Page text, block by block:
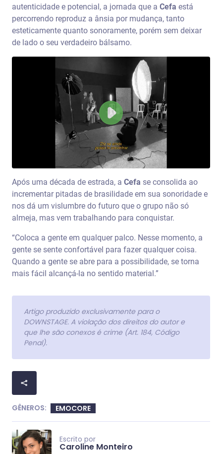
autenticidade e potencial, a jornada que a Cefa está
percorrendo reproduz a ânsia por mudança, tanto
esteticamente quanto sonoramente, porém sem deixar
de lado o seu verdadeiro bálsamo.
Após uma década de estrada, a Cefa se consolida ao
incrementar pitadas de brasilidade em sua sonoridade e
nos dá um vislumbre do futuro que o grupo não só
almeja, mas vem trabalhando para conquistar.
“Coloca a gente em qualquer palco. Nesse momento, a
gente se sente confortável para fazer qualquer coisa.
Quando a gente se abre para a possibilidade, se torna
mais fácil alcançá-la no sentido material.”
Artigo produzido exclusivamente para o
DOWNSTAGE. A violação dos direitos do autor e
que lhe são conexos é crime (Art. 184, Código
Penal).
GÊNEROS: EMOCORE
Escrito por
Caroline Monteiro